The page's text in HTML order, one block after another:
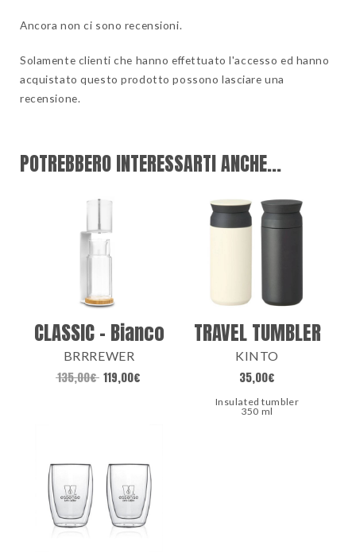
Ancora non ci sono recensioni.
Solamente clienti che hanno effettuato l'accesso ed hanno
acquistato questo prodotto possono lasciare una
recensione.
POTREBBERO INTERESSARTI ANCHE...
CLASSIC – Bianco
BRRREWER
135,00€ 119,00€
TRAVEL TUMBLER
KINTO
35,00€
Insulated tumbler
350 ml